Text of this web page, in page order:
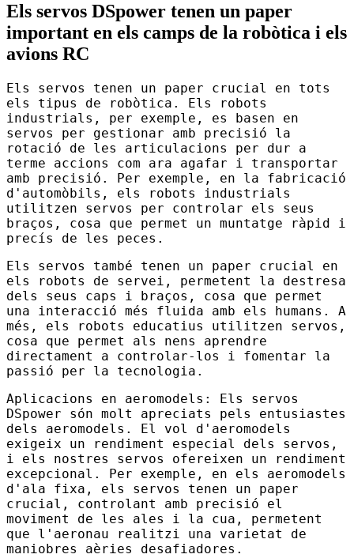
Els servos DSpower tenen un paper
important en els camps de la robòtica i els
avions RC
Els servos tenen un paper crucial en tots
els tipus de robòtica. Els robots
industrials, per exemple, es basen en
servos per gestionar amb precisió la
rotació de les articulacions per dur a
terme accions com ara agafar i transportar
amb precisió. Per exemple, en la fabricació
d'automòbils, els robots industrials
utilitzen servos per controlar els seus
braços, cosa que permet un muntatge ràpid i
precís de les peces.
Els servos també tenen un paper crucial en
els robots de servei, permetent la destresa
dels seus caps i braços, cosa que permet
una interacció més fluida amb els humans. A
més, els robots educatius utilitzen servos,
cosa que permet als nens aprendre
directament a controlar-los i fomentar la
passió per la tecnologia.
Aplicacions en aeromodels: Els servos
DSpower són molt apreciats pels entusiastes
dels aeromodels. El vol d'aeromodels
exigeix ​​un rendiment especial dels servos,
i els nostres servos ofereixen un rendiment
excepcional. Per exemple, en els aeromodels
d'ala fixa, els servos tenen un paper
crucial, controlant amb precisió el
moviment de les ales i la cua, permetent
que l'aeronau realitzi una varietat de
maniobres aèries desafiadores.